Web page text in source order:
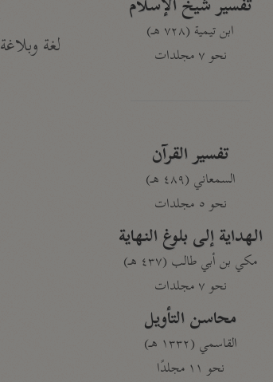
تفسير شيخ الإسلام
ابن تيمية (٧٢٨ هـ)
نحو ٧ مجلدات
تفسير القرآن
السمعاني (٤٨٩ هـ)
نحو ٥ مجلدات
الهداية إلى بلوغ النهاية
مكي بن أبي طالب (٤٣٧ هـ)
نحو ٧ مجلدات
محاسن التأويل
القاسمي (١٣٣٢ هـ)
نحو ١١ مجلدًا
لغة وبلاغة